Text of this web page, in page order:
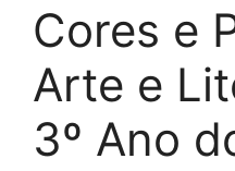
Cores e
Arte e
3º Ano